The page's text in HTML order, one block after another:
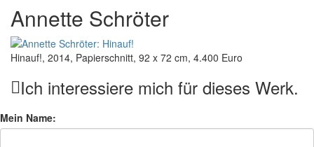
Annette Schröter
Hinauf!, 2014, Papierschnitt, 92 x 72 cm, 4.400 Euro
Ich interessiere mich für dieses Werk.
Mein Name: